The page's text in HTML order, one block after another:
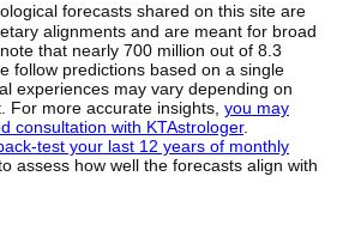
forecasts shared on this site are
alignments and are meant for broad
that nearly 700 million out of 8.3
follow predictions based on a single
experiences may vary depending on
For more accurate insights, you may
consultation with KTAstrologer.
test your last 12 years of monthly
assess how well the forecasts align with